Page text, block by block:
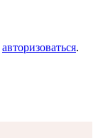
авторизоваться.